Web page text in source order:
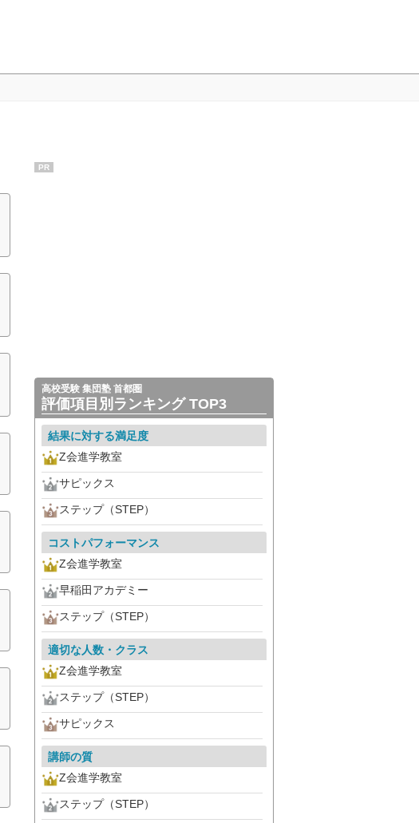
PR
高校受験 集団塾 首都圏
評価項目別ランキング TOP3
結果に対する満足度
Z会進学教室
サピックス
ステップ（STEP）
コストパフォーマンス
Z会進学教室
早稲田アカデミー
ステップ（STEP）
適切な人数・クラス
Z会進学教室
ステップ（STEP）
サピックス
講師の質
Z会進学教室
ステップ（STEP）